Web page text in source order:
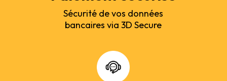
Sécurité de vos données
bancaires via 3D Secure